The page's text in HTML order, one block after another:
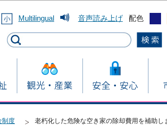
Multilingual 音声読み上げ 配色
制度 老朽化した危険な空き家の除却費用を補助し